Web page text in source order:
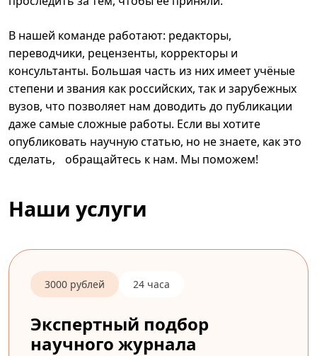
В нашей команде работают: редакторы,
переводчики, рецензенты, корректоры и
консультанты. Большая часть из них имеет учёные
степени и звания как российских, так и зарубежных
вузов, что позволяет нам доводить до публикации
даже самые сложные работы. Если вы хотите
опубликовать научную статью, но не знаете, как это
сделать, обращайтесь к нам. Мы поможем!
Наши услуги
3000 рублей 24 часа
Экспертный подбор
научного журнала